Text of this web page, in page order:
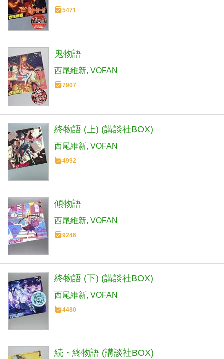
5471
鬼物語
西尾維新 VOFAN
7907
終物語 (上) (講談社BOX)
西尾維新 VOFAN
4992
傾物語
西尾維新 VOFAN
9246
終物語 (下) (講談社BOX)
西尾維新 VOFAN
4480
続・終物語 (講談社BOX)